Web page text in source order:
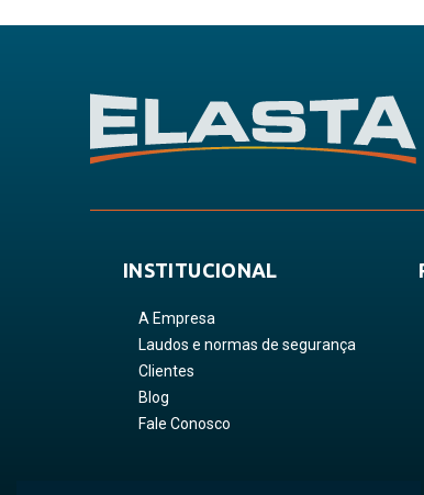
INSTITUCIONAL
A Empresa
Laudos e normas de segurança
Clientes
Blog
Fale Conosco